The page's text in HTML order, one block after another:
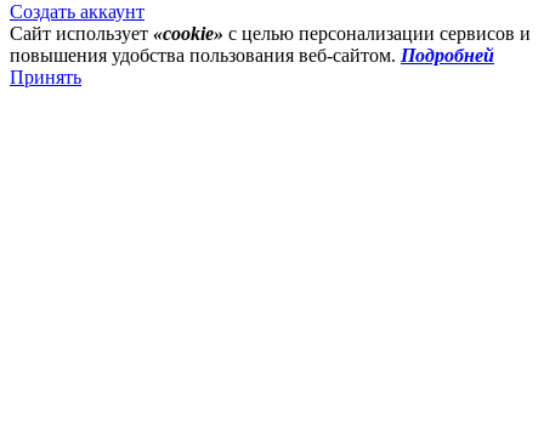
Создать аккаунт
Сайт использует «cookie» с целью персонализации сервисов и
повышения удобства пользования веб-сайтом. Подробней
Принять